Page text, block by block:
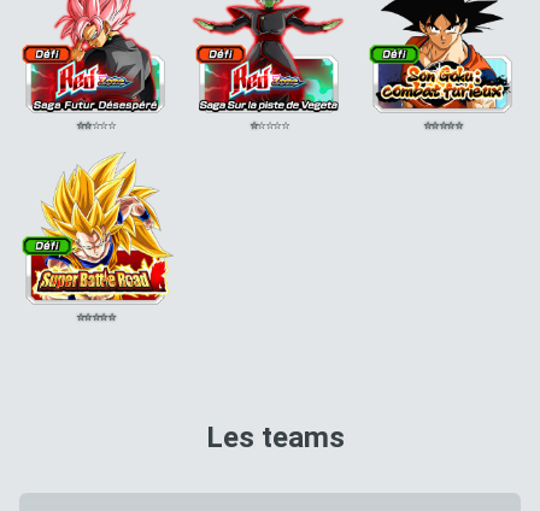
⭐⭐⭐⭐⭐ ⭐⭐⭐⭐⭐ ⭐⭐⭐⭐⭐
⭐⭐⭐⭐⭐
Les teams